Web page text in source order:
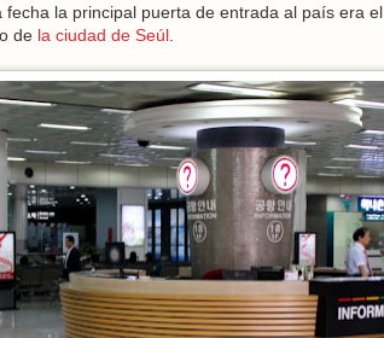
la principal puerta de entrada al país era el
de la ciudad de Seúl